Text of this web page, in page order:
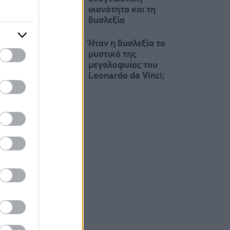
ικανότητα και τη
δυσλεξία
Ήταν η δυσλεξία το
μυστικό της
μεγαλοφυίας του
Leonardo da Vinci;